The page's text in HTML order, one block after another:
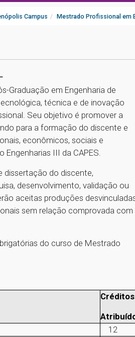
Campus Mestrado Profissional em
Graduação em Engenharia de
técnica e de inovação
Seu objetivo é promover a
para a formação do discente e
econômicos, sociais e
Engenharias III da CAPES.
dissertação do discente,
desenvolvimento, validação ou
aceitas produções
sem relação comprovada com
do curso de Mestrado
Créditos
12